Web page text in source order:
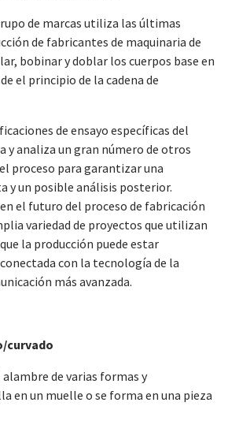
de marcas utiliza las últimas
de fabricantes de maquinaria de
bobinar y doblar los cuerpos base en
el principio de la cadena de
de ensayo específicas del
y analiza un gran número de otros
proceso para garantizar una
y un posible análisis posterior.
el futuro del proceso de fabricación
variedad de proyectos que utilizan
la producción puede estar
con la tecnología de la
más avanzada.
curvado
alambre de varias formas y
en un muelle o se forma en una pieza